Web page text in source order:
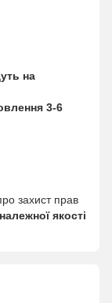
на
3-6
захист прав
якості